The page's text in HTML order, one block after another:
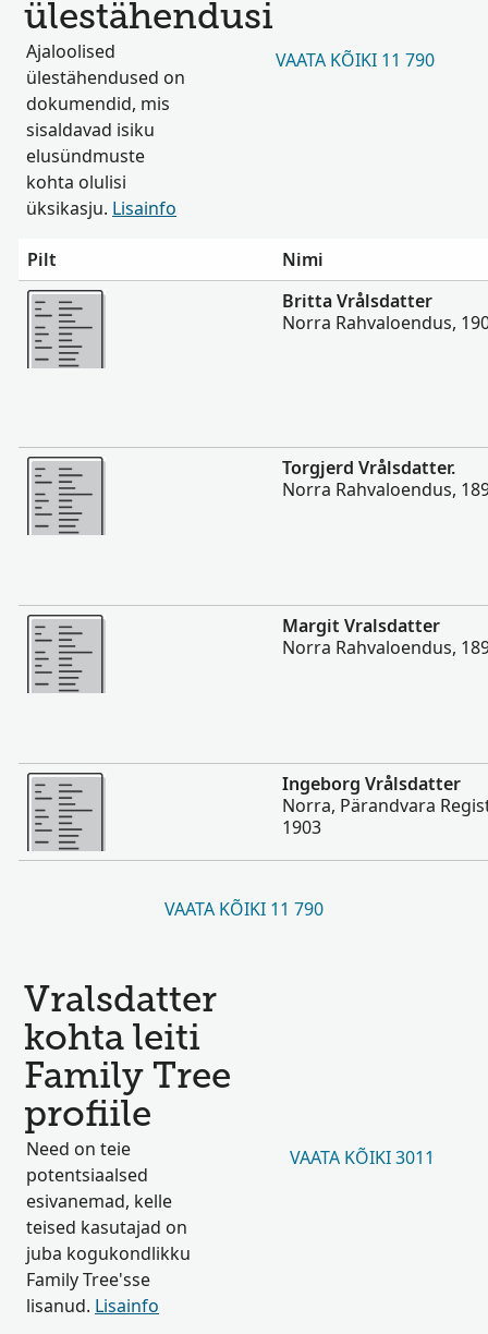
ülestähendusi
Ajaloolised
ülestähendused on
dokumendid, mis
sisaldavad isiku
elusündmuste
kohta olulisi
üksikasju. Lisainfo
VAATA KÕIKI 11 790
Pilt
Nimi
Rohkem
Britta Vrålsdatter
Norra Rahvaloendus,
Rohkem
Torgjerd Vrålsdatter.
Norra Rahvaloendus,
Rohkem
Margit Vralsdatter
Norra Rahvaloendus,
Rohkem
Ingeborg Vrålsdatter
Norra, Pärandvara
1903
VAATA KÕIKI 11 790
Vralsdatter
kohta leiti
Family Tree
profiile
Need on teie
potentsiaalsed
esivanemad, kelle
teised kasutajad on
juba kogukondlikku
Family Tree'sse
lisanud. Lisainfo
VAATA KÕIKI 3011